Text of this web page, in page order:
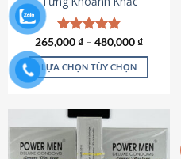
Được xếp
hạng4.87
5 sao
265,000₫ – 480,000₫
LỰA CHỌN TÙY CHỌN
này
có
nhiều